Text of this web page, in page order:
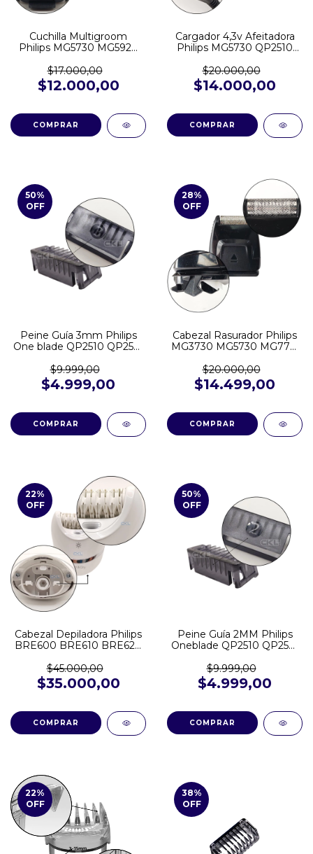
Cuchilla Multigroom
Philips MG5730 MG5920
MG7790
$17.000,00
$12.000,00
Cargador 4,3v Afeitadora
Philips MG5730 QP2510
S1121 QP2526 MG3711
QP2620
$20.000,00
$14.000,00
50%
OFF
Peine Guía 3mm Philips
One blade QP2510 QP2521
QP1424
$9.999,00
$4.999,00
28%
OFF
Cabezal Rasurador Philips
MG3730 MG5730 MG7715
$20.000,00
$14.499,00
22%
OFF
Cabezal Depiladora Philips
BRE600 BRE610 BRE620
BRE700 BRE712
$45.000,00
$35.000,00
50%
OFF
Peine Guía 2MM Philips
Oneblade QP2510 QP2521
$9.999,00
$4.999,00
22%
OFF
38%
OFF